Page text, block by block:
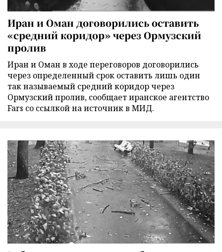
Иран и Оман договорились оставить
«средний коридор» через Ормузский
пролив
Иран и Оман в ходе переговоров договорились
через определенный срок оставить лишь один
так называемый средний коридор через
Ормузский пролив, сообщает иранское агентство
Fars со ссылкой на источник в МИД.